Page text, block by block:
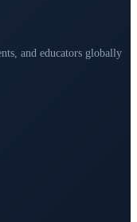
and educators globally